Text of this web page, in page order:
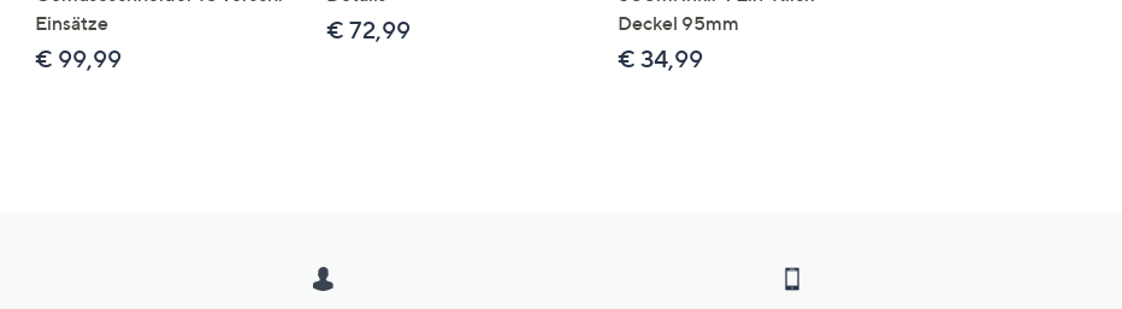
Einsätze
€ 99,99
€ 72,99
Deckel 95mm
€ 34,99